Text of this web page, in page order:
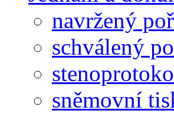
navržený
schválený
sněmovní